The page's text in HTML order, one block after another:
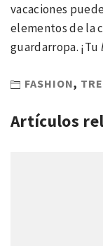
vacaciones
elementos de la
guardarropa. ¡Tu
FASHION,
Artículos